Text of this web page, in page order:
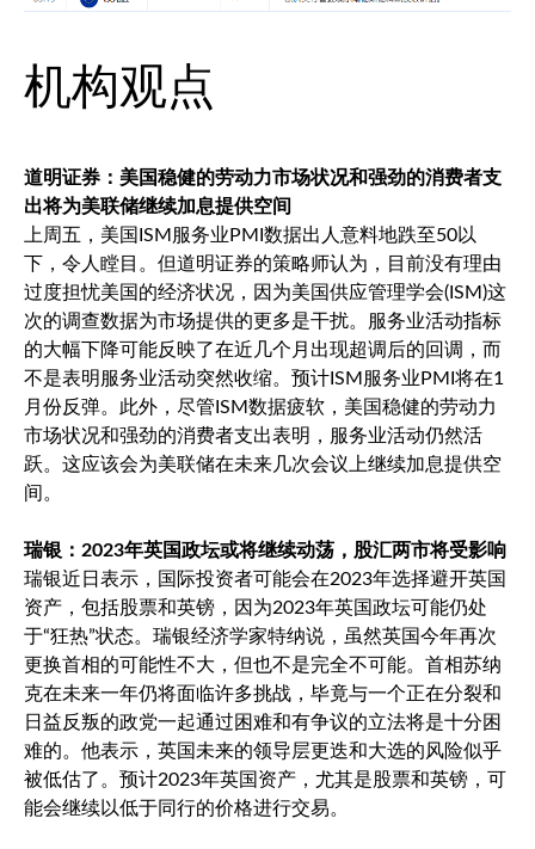
机构观点
道明证券：美国稳健的劳动力市场状况和强劲的消费者支
出将为美联储继续加息提供空间
上周五，美国ISM服务业PMI数据出人意料地跌至50以
下，令人瞠目。但道明证券的策略师认为，目前没有理由
过度担忧美国的经济状况，因为美国供应管理学会(ISM)这
次的调查数据为市场提供的更多是干扰。服务业活动指标
的大幅下降可能反映了在近几个月出现超调后的回调，而
不是表明服务业活动突然收缩。预计ISM服务业PMI将在1
月份反弹。此外，尽管ISM数据疲软，美国稳健的劳动力
市场状况和强劲的消费者支出表明，服务业活动仍然活
跃。这应该会为美联储在未来几次会议上继续加息提供空
间。
瑞银：2023年英国政坛或将继续动荡，股汇两市将受影响
瑞银近日表示，国际投资者可能会在2023年选择避开英国
资产，包括股票和英镑，因为2023年英国政坛可能仍处
于“狂热”状态。瑞银经济学家特纳说，虽然英国今年再次
更换首相的可能性不大，但也不是完全不可能。首相苏纳
克在未来一年仍将面临许多挑战，毕竟与一个正在分裂和
日益反叛的政党一起通过困难和有争议的立法将是十分困
难的。他表示，英国未来的领导层更迭和大选的风险似乎
被低估了。预计2023年英国资产，尤其是股票和英镑，可
能会继续以低于同行的价格进行交易。